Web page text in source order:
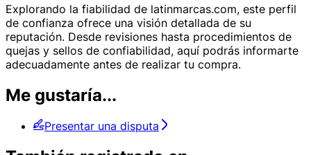
Explorando la fiabilidad de latinmarcas.com, este perfil
de confianza ofrece una visión detallada de su
reputación. Desde revisiones hasta procedimientos de
quejas y sellos de confiabilidad, aquí podrás informarte
adecuadamente antes de realizar tu compra.
Me gustaría...
Presentar una disputa